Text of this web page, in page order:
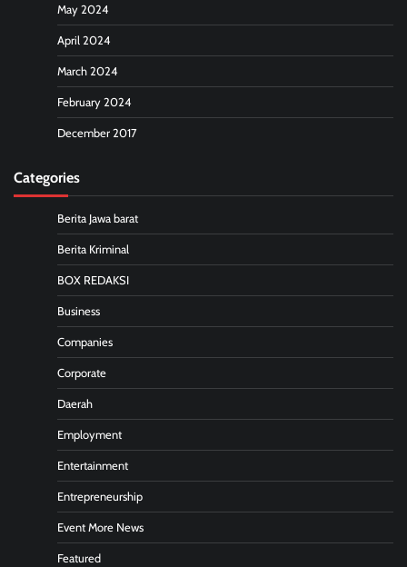
May 2024
April 2024
March 2024
February 2024
December 2017
Categories
Berita Jawa barat
Berita Kriminal
BOX REDAKSI
Business
Companies
Corporate
Daerah
Employment
Entertainment
Entrepreneurship
Event More News
Featured